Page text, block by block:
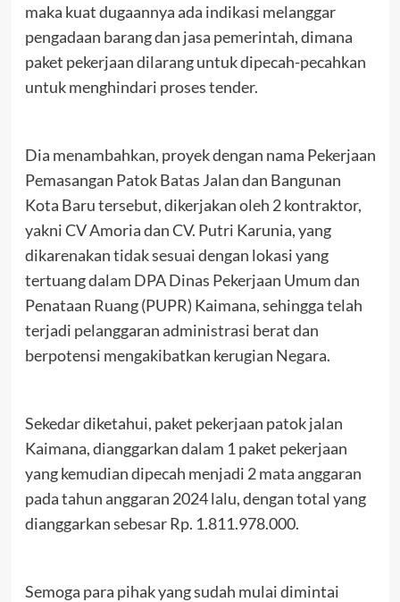
maka kuat dugaannya ada indikasi melanggar
pengadaan barang dan jasa pemerintah, dimana
paket pekerjaan dilarang untuk dipecah-pecahkan
untuk menghindari proses tender.
Dia menambahkan, proyek dengan nama Pekerjaan
Pemasangan Patok Batas Jalan dan Bangunan
Kota Baru tersebut, dikerjakan oleh 2 kontraktor,
yakni CV Amoria dan CV. Putri Karunia, yang
dikarenakan tidak sesuai dengan lokasi yang
tertuang dalam DPA Dinas Pekerjaan Umum dan
Penataan Ruang (PUPR) Kaimana, sehingga telah
terjadi pelanggaran administrasi berat dan
berpotensi mengakibatkan kerugian Negara.
Sekedar diketahui, paket pekerjaan patok jalan
Kaimana, dianggarkan dalam 1 paket pekerjaan
yang kemudian dipecah menjadi 2 mata anggaran
pada tahun anggaran 2024 lalu, dengan total yang
dianggarkan sebesar Rp. 1.811.978.000.
Semoga para pihak yang sudah mulai dimintai